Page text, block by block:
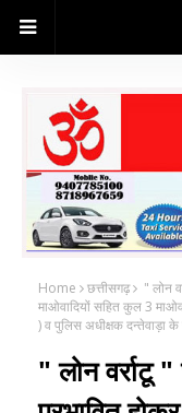
Home छत्तीसगढ़
" लोन
माओवादियों सहित कुल 3
) व पुलिस अधीक्षक दन्तेवाड़ा
" लोन